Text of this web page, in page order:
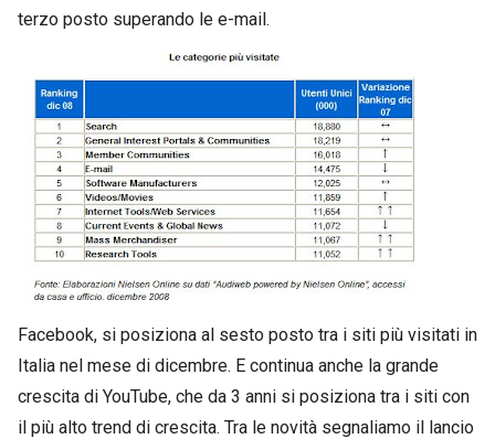
terzo posto superando le e-mail.
Facebook, si posiziona al sesto posto tra i siti più visitati in
Italia nel mese di dicembre. E continua anche la grande
crescita di YouTube, che da 3 anni si posiziona tra i siti con
il più alto trend di crescita. Tra le novità segnaliamo il lancio